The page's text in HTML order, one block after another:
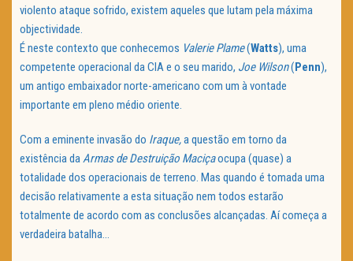
violento ataque sofrido, existem aqueles que lutam pela máxima
objectividade.
É neste contexto que conhecemos Valerie Plame(Watts), uma
competente operacional da CIA e o seu marido, Joe Wilson(Penn),
um antigo embaixador norte-americano com um à vontade
importante em pleno médio oriente.
Com a eminente invasão do Iraque,a questão em torno da
existência daArmas de Destruição Maciçaocupa (quase) a
totalidade dos operacionais de terreno. Mas quando é tomada uma
decisão relativamente a esta situação nem todos estarão
totalmente de acordo com as conclusões alcançadas. Aí começa a
verdadeira batalha…